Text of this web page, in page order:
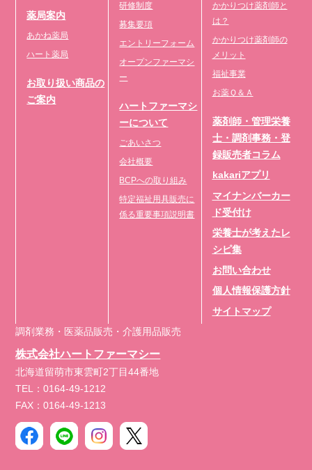
薬局案内
あかね薬局
ハート薬局
お取り扱い商品の
ご案内
研修制度
募集要項
エントリーフォーム
オープンファーマシ
ー
ハートファーマシ
ーについて
ごあいさつ
会社概要
BCPへの取り組み
特定福祉用具販売に
係る重要事項説明書
かかりつけ薬剤師と
は？
かかりつけ薬剤師の
メリット
福祉事業
お薬Ｑ＆Ａ
薬剤師・管理栄養
士・調剤事務・登
録販売者コラム
kakariアプリ
マイナンバーカー
ド受付け
栄養士が考えたレ
シピ集
お問い合わせ
個人情報保護方針
サイトマップ
調剤業務・医薬品販売・介護用品販売
株式会社ハートファーマシー
北海道留萌市東雲町2丁目44番地
TEL：0164-49-1212
FAX：0164-49-1213